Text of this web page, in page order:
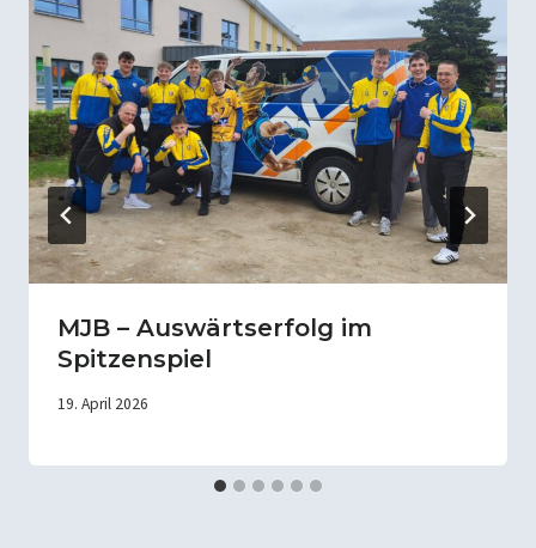
MJB – Auswärtserfolg im
Spitzenspiel
19. April 2026